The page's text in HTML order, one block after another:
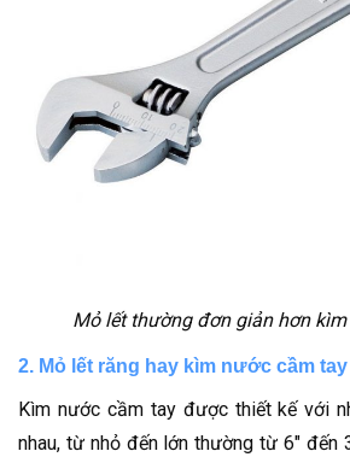
Mỏ lết thường đơn giản hơn
2. Mỏ lết răng hay kìm nước cầm tay
Kìm nước cầm tay được thiết kế với
nhau, từ nhỏ đến lớn thường từ 6″ đến